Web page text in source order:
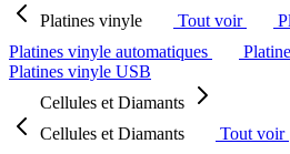
Platines vinyle
Tout voir
Platines vinyle automatiques
Platines vinyle USB
Cellules et Diamants
Cellules et Diamants
Tout voir